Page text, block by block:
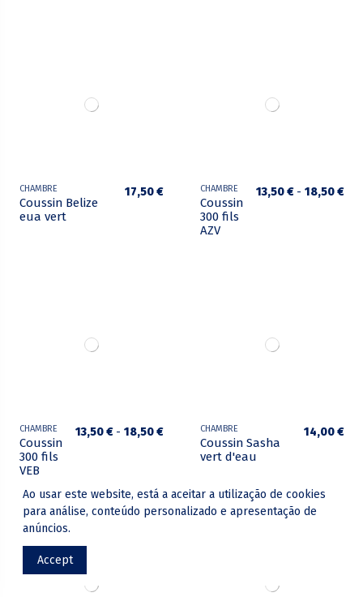
CHAMBRE
Coussin Belize
eua vert
17,50 € CHAMBRE
Coussin
300 fils
AZV
13,50 € - 18,50 €
CHAMBRE
Coussin
300 fils
VEB
13,50 € - 18,50 € CHAMBRE
Coussin Sasha
vert d'eau
14,00 €
Ao usar este website, está a aceitar a utilização de cookies
para análise, conteúdo personalizado e apresentação de
anúncios.
Accept